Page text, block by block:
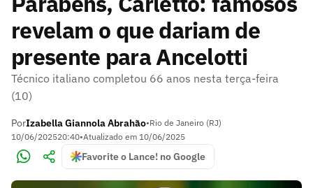
revelam o que dariam de
presente para Ancelotti
Técnico italiano completou 66 anos nesta terça-feira
(10)
PorIzabella Giannola Abrahão•Rio de Janeiro (RJ)
10/06/202520:40•Atualizado em 10/06/2025
Favorite o Lance! no Google